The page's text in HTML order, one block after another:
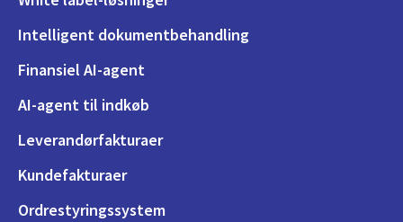
Intelligent dokumentbehandling
Finansiel AI-agent
AI-agent til indkøb
Leverandørfakturaer
Kundefakturaer
Ordrestyringssystem